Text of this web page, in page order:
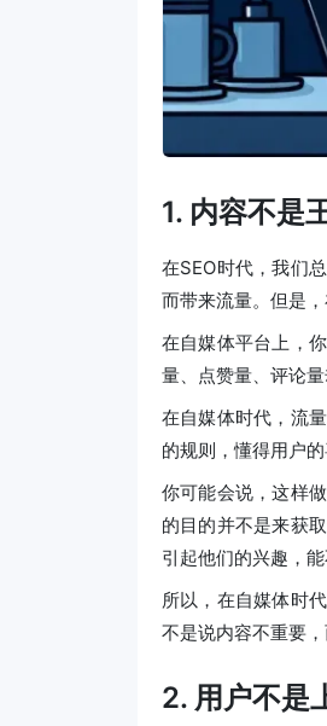
1. 内容不是
在SEO时代，我们
而带来流量。但是
在自媒体平台上，
量、点赞量、评论
在自媒体时代，流
的规则，懂得用户
你可能会说，这样
的目的并不是来获
引起他们的兴趣，能
所以，在自媒体时
不是说内容不重要
2. 用户不是